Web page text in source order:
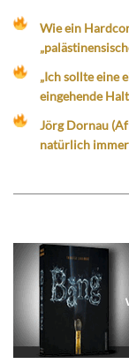
Wie ein
„Ich sollte eine
eingehende
Jörg Dornau
natürlich